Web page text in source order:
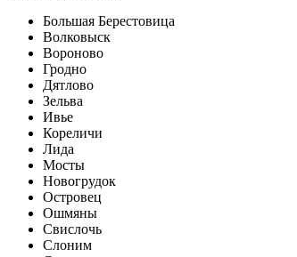
Большая Берестовица
Волковыск
Вороново
Гродно
Дятлово
Зельва
Ивье
Кореличи
Лида
Мосты
Новогрудок
Островец
Ошмяны
Свислочь
Слоним